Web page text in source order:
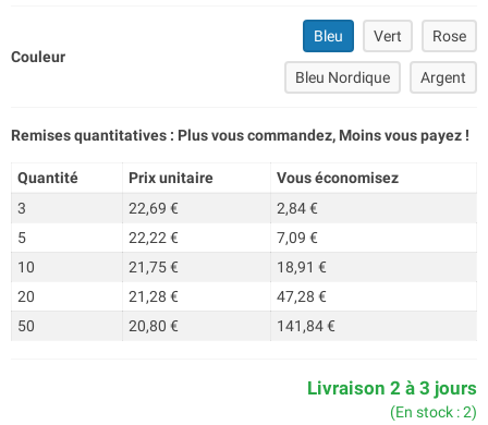
Couleur
Bleu Vert Rose
Bleu Nordique Argent
Remises quantitatives : Plus vous commandez, Moins vous payez !
Quantité Prix unitaire
Vous économisez
3
22,69 €
2,84 €
5
22,22 €
7,09 €
10
21,75 €
18,91 €
20
21,28 €
47,28 €
50
20,80 € 141,84 €
Livraison 2 à 3 jours
(En stock : 2)